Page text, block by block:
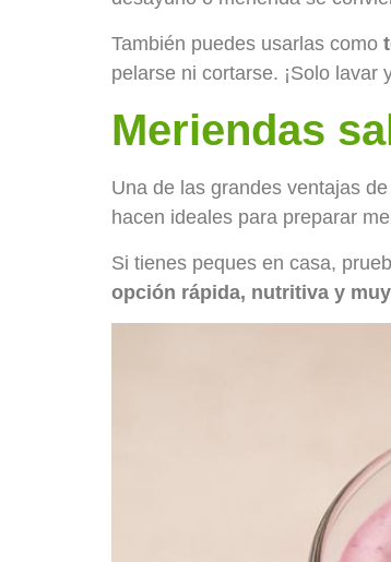
También puedes usarlas como
pelarse ni cortarse. ¡Solo
Meriendas
Una de las grandes ventajas
hacen ideales para preparar
Si tienes peques en casa,
opción rápida, nutritiva y